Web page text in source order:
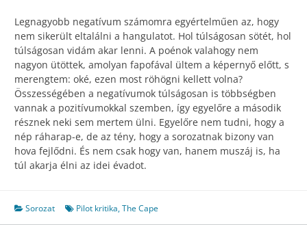
Legnagyobb negatívum számomra egyértelműen az, hogy
nem sikerült eltalálni a hangulatot. Hol túlságosan sötét, hol
túlságosan vidám akar lenni. A poénok valahogy nem
nagyon ütöttek, amolyan fapofával ültem a képernyő előtt, s
merengtem: oké, ezen most röhögni kellett volna?
Összességében a negatívumok túlságosan is többségben
vannak a pozitívumokkal szemben, így egyelőre a második
résznek neki sem mertem ülni. Egyelőre nem tudni, hogy a
nép ráharap-e, de az tény, hogy a sorozatnak bizony van
hova fejlődni. És nem csak hogy van, hanem muszáj is, ha
túl akarja élni az idei évadot.
Sorozat Pilot kritika,The Cape